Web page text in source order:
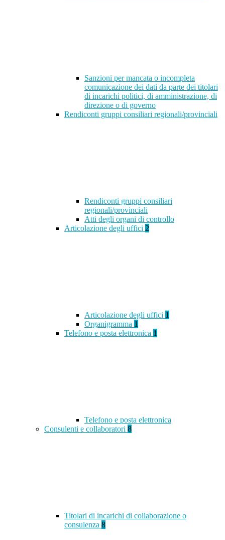
Sanzioni per mancata o incompleta
comunicazione dei dati da parte dei titolari
di incarichi politici, di amministrazione, di
direzione o di governo
Rendiconti gruppi consiliari regionali/provinciali
Rendiconti gruppi consiliari
regionali/provinciali
Atti degli organi di controllo
Articolazione degli uffici 2
Articolazione degli uffici 1
Organigramma 1
Telefono e posta elettronica 1
Telefono e posta elettronica
Consulenti e collaboratori 8
Titolari di incarichi di collaborazione o
consulenza 8